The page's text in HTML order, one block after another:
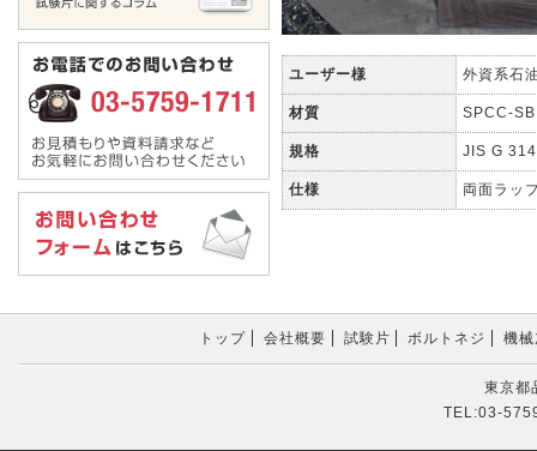
ユーザー様 外資系石
材質 SPCC-SB
規格 JIS G
仕様 両面ラッ
トップ 会社概要 試験片 ボルトネジ 機
東京都
TEL:03-